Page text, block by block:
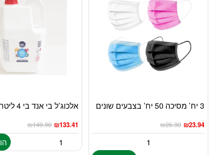
3 יח’ מסיכה 50 יח’ בצבעים שונים
₪26.90 ₪23.94
אלכוג’ל בי אנד בי 4 ליטר
₪149.90 ₪133.41